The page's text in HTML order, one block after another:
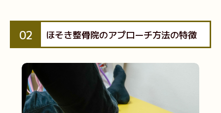
02 ほそき整骨院のアプローチ方法の特徴